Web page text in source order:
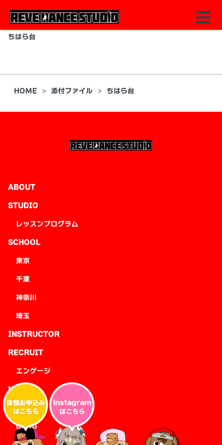
ちはら台
HOME 添付ファイル ちはら台
ABOUT
STUDIO
レッスンプログラム
SCHOOL
東京
千葉
神奈川
埼玉
INSTRUCTOR
RECRUIT
エンゲージ
NEWS
EVENT
BLOG